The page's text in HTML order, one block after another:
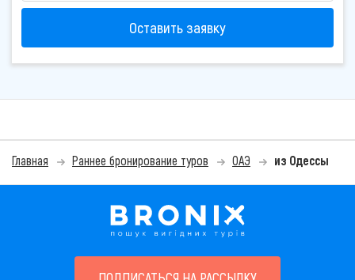
Оставить заявку
Главная Раннее бронирование туров ОАЭ из Одессы